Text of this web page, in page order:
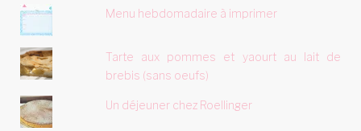
Menu hebdomadaire à imprimer
Tarte aux pommes et yaourt au lait de
brebis (sans oeufs)
Un déjeuner chez Roellinger